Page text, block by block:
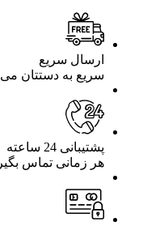
ارسال سریع
سریع به دستتان
پشتیبانی 24 ساعته
هر زمانی تماس